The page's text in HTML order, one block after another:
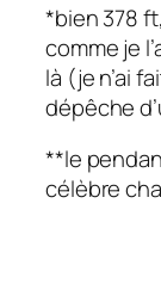
*bien 378
comme je
là (je n’ai
dépêche
**le
célèbre